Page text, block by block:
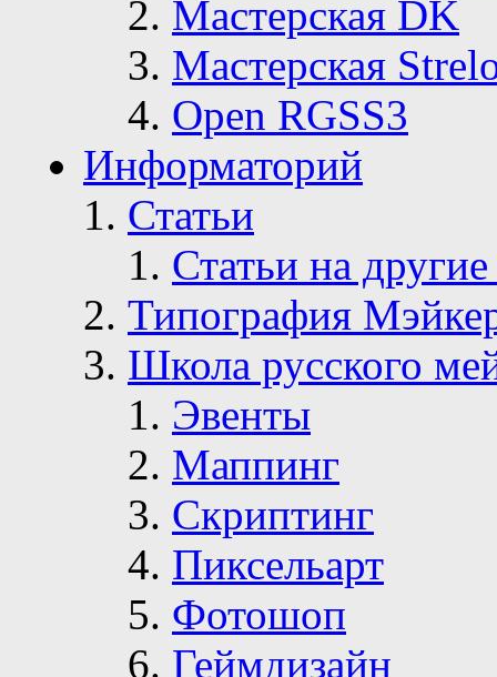
Мастерская DK
Мастерская
Open RGSS3
Информаторий
Статьи
Статьи на
Типография
Школа русского
Эвенты
Маппинг
Скриптинг
Пиксельарт
Фотошоп
Геймдизайн